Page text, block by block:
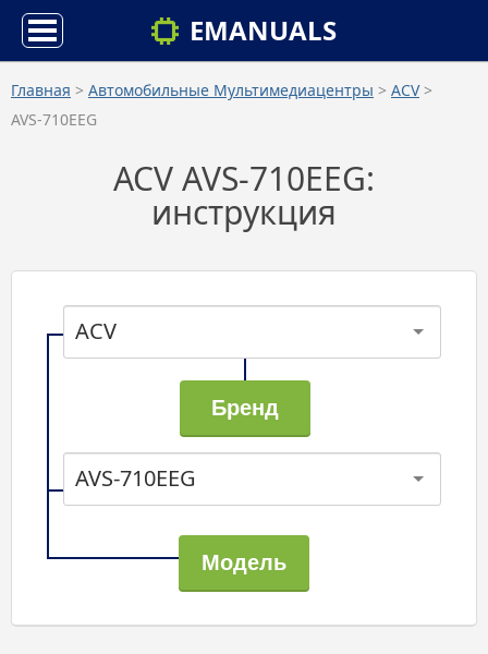
EMANUALS
Главная > Автомобильные Мультимедиацентры > ACV>
AVS-710EEG
ACV AVS-710EEG:
инструкция
ACV
AVS-710EEG